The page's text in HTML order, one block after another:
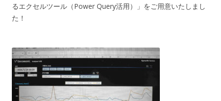
るエクセルツール（Power Query活用）」をご用意いたしまし
た！